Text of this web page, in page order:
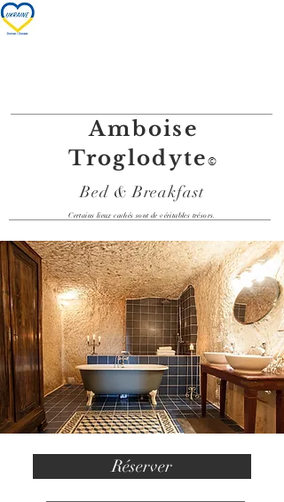
Amboise
Troglodyte©
Bed & Breakfast
Certains lieux cachés sont de véritables trésors.
Réserver